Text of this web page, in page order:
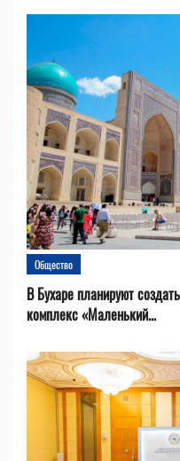
Общество
В Бухаре планируют
комплекс «Маленький...